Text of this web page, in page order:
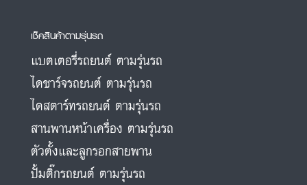
เช็คสินค้าตามรุ่นรถ
แบตเตอรี่รถยนต์ ตามรุ่นรถ
ไดชาร์จรถยนต์ ตามรุ่นรถ
ไดสตาร์ทรถยนต์ ตามรุ่นรถ
สานพานหน้าเครื่อง ตามรุ่นรถ
ตัวตั้งและลูกรอกสายพาน
ปั้มติ๊กรถยนต์ ตามรุ่นรถ